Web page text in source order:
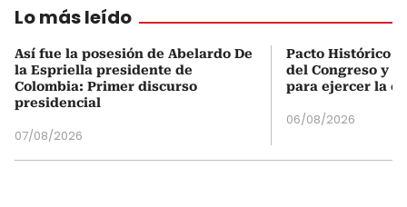
Lo más leído
Así fue la posesión de Abelardo De
la Espriella presidente de
Colombia: Primer discurso
presidencial
07/08/2026
Pacto Histórico
del Congreso y
para ejercer la
06/08/2026